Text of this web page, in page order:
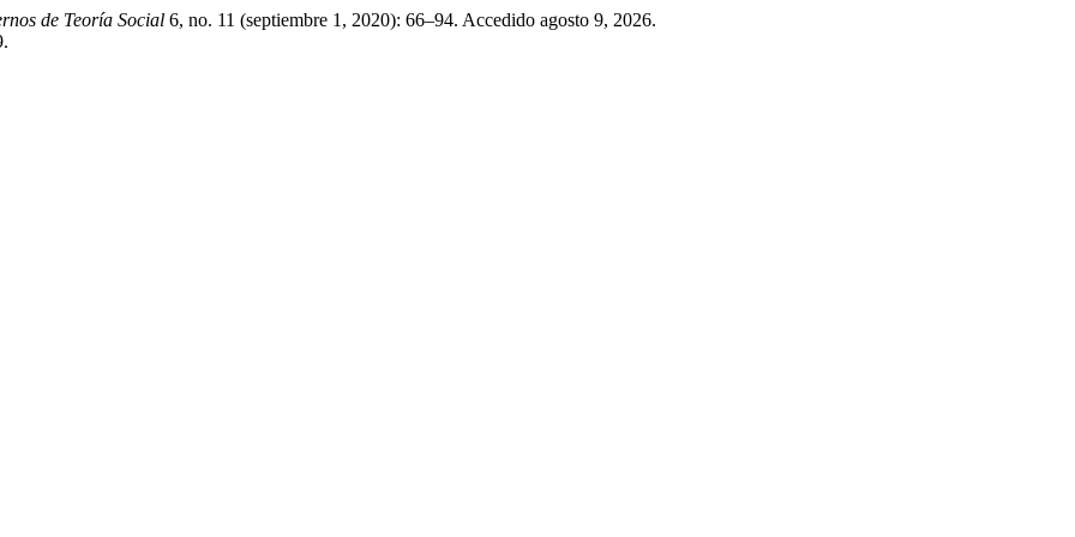
de Teoría Social 6, no. 11 (septiembre 1, 2020): 66–94. Accedido agosto 9, 2026.